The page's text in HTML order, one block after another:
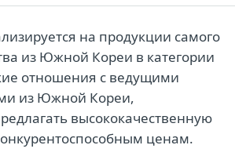
на продукции самого
из Южной Кореи в категории
отношения с ведущими
из Южной Кореи,
высококачественную
ценам.